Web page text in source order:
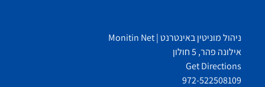
ניהול מוניטין באינטרנט | Monitin Net
אילונה פהר, 5 חולון
Get Directions
972-522508109